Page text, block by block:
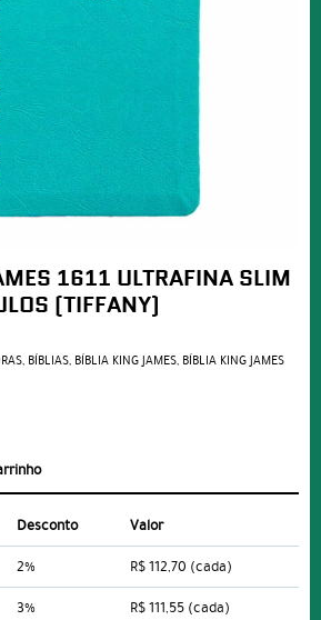
1611 ULTRAFINA SLIM
(TIFFANY)
, BÍBLIAS, BÍBLIA KING JAMES, BÍBLIA KING JAMES
Desconto
Valor
2% R$ 112,70 (cada)
3% R$ 111,55 (cada)